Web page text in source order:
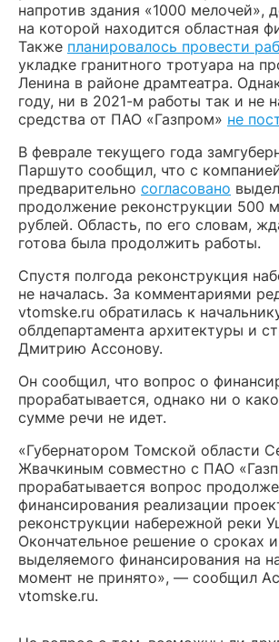
напротив здания «1000 мелочей»,
на которой находится областная
Также планировалось провести
укладке гранитного тротуара на
Ленина в районе драмтеатра.
году, ни в 2021-м работы так и не
средства от ПАО «Газпром» не
В феврале текущего года
Паршуто сообщил, что с
предварительно согласовано
продолжение реконструкции 500
рублей. Область, по его словам,
готова была продолжить работы.
Спустя полгода реконструкция
не началась. За комментариями
vtomske.ru обратилась к
облдепартамента архитектуры и
Дмитрию Ассонову.
Он сообщил, что вопрос о
прорабатывается, однако ни о
сумме речи не идет.
«Губернатором Томской области
Жвачкиным совместно с ПАО
прорабатывается вопрос
финансирования реализации
реконструкции набережной реки
Окончательное решение о сроках
выделяемого финансирования на
момент не принято», — сообщил
vtomske.ru.